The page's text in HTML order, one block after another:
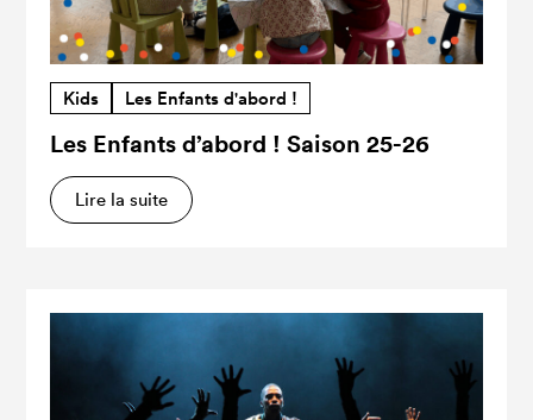
Kids Les Enfants d'abord !
Les Enfants d’abord ! Saison 25-26
Lire la suite